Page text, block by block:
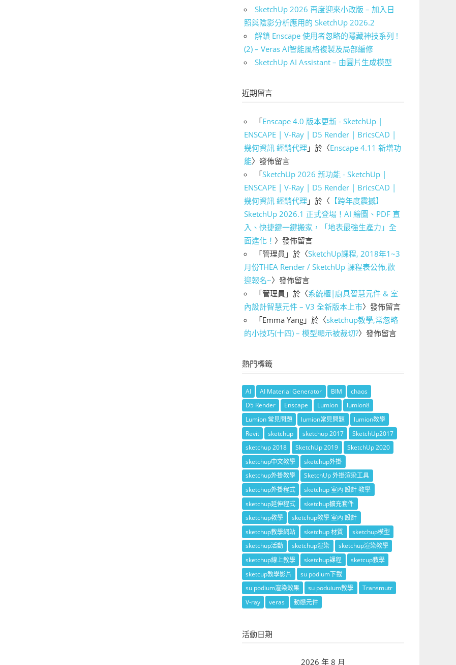
SketchUp 2026 再度迎來小改版 – 加入日
照與陰影分析應用的 SketchUp 2026.2
解鎖 Enscape 使用者忽略的隱藏神技系列 !
(2) – Veras AI智能風格複製及局部編修
SketchUp AI Assistant – 由圖片生成模型
近期留言
「Enscape 4.0 版本更新 - SketchUp |
ENSCAPE | V-Ray | D5 Render | BricsCAD |
幾何資訊 經銷代理 」於〈Enscape 4.11 新增功
能〉發佈留言
「SketchUp 2026 新功能 - SketchUp |
ENSCAPE | V-Ray | D5 Render | BricsCAD |
幾何資訊 經銷代理 」於〈 【跨年度震撼】
SketchUp 2026.1 正式登場！AI 繪圖、PDF 直
入、快捷鍵一鍵搬家，「地表最強生產力」全
面進化！ 〉發佈留言
「管理員 」於〈SketchUp課程, 2018年1~3
月份THEA Render / SketchUp 課程表公佈,歡
迎報名~〉發佈留言
「管理員 」於〈系統櫃|廚具智慧元件 & 室
內設計智慧元件 – V3 全新版本上市〉發佈留言
「Emma Yang 」於〈sketchup教學,常忽略
的小技巧(十四) – 模型顯示被裁切?〉發佈留言
熱門標籤
AI AI Material Generator BIM
chaos
D5 Render
Enscape Lumion
lumion8
Lumion 常見問題
lumion常見問題
lumion教學
Revit
sketchup sketchup 2017
SketchUp2017
sketchup 2018
SketchUp 2019
SketchUp 2020
sketchup中文教學
sketchup外掛
sketchup外掛教學
SketchUp 外掛渲染工具
sketchup外掛程式
sketchup 室內 設計 教學
sketchup延伸程式
sketchup擴充套件
sketchup教學
sketchup教學 室內 設計
sketchup教學網站
sketchup 材質
sketchup模型
sketchup活動
sketchup渲染
sketchup渲染教學
sketchup線上教學
sketchup課程
sketcup教學
sketcup教學影片
su podium下載
su podium渲染效果
su poduium教學
Transmutr
V-ray
veras 動態元件
活動日期
2026 年 8 月